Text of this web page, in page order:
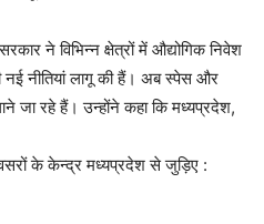
ने विभिन्न क्षेत्रों में औद्योगिक निवेश
नीतियां लागू की हैं। अब स्पेस और
जा रहे हैं। उन्होंने कहा कि मध्यप्रदेश,